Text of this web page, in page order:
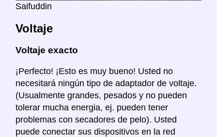
Saifuddin
Voltaje
Voltaje exacto
¡Perfecto! ¡Esto es muy bueno! Usted no
necesitará ningún tipo de adaptador de voltaje.
(Usualmente grandes, pesados y no pueden
tolerar mucha energia, ej. pueden tener
problemas con secadores de pelo). Usted
puede conectar sus dispositivos en la red